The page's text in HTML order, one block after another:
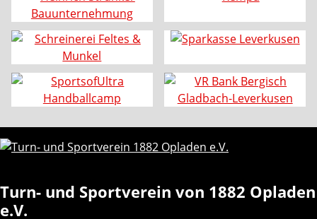
Turn- und Sportverein von 1882 Opladen
e.V.